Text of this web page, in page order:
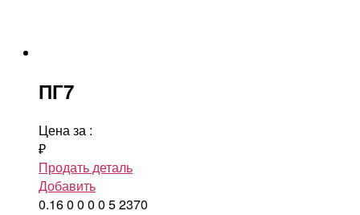
ПГ7
Цена за :
₽
Продать деталь
Добавить
0.160 0 0 0 52370